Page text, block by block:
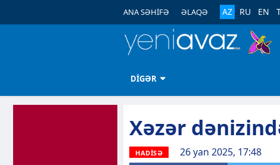
ANA SƏHİFƏ ƏLAQƏ AZ RU EN
DİGƏR
Xəzər
HADİSƏ 26 yan 2025, 17:48